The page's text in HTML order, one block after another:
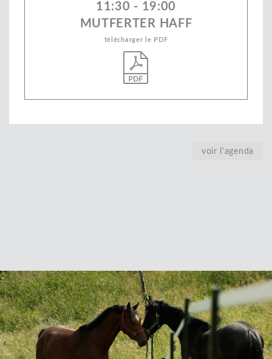
11:30 - 19:00
MUTFERTER HAFF
télécharger le PDF
voir l’agenda